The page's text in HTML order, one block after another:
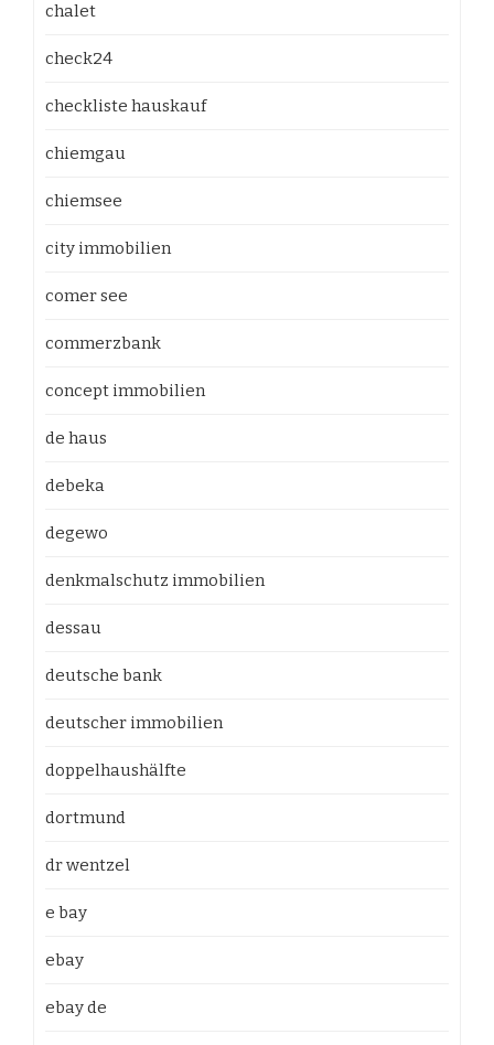
chalet
check24
checkliste hauskauf
chiemgau
chiemsee
city immobilien
comer see
commerzbank
concept immobilien
de haus
debeka
degewo
denkmalschutz immobilien
dessau
deutsche bank
deutscher immobilien
doppelhaushälfte
dortmund
dr wentzel
e bay
ebay
ebay de